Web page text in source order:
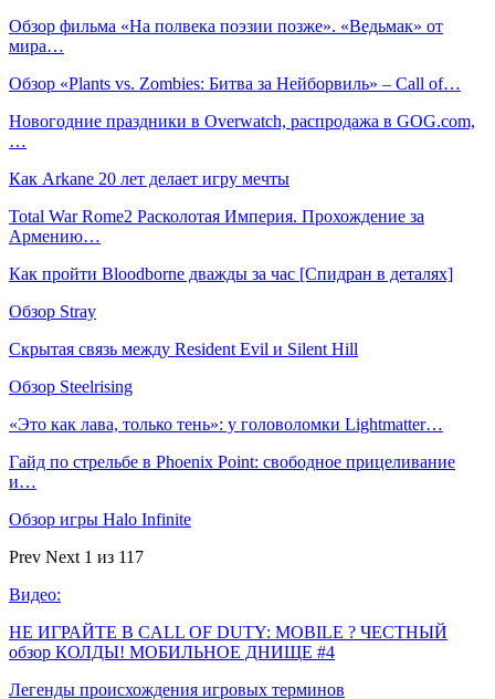
Обзор фильма «На полвека поэзии позже». «Ведьмак» от
мира…
Обзор «Plants vs. Zombies: Битва за Нейборвиль» – Call of…
Новогодние праздники в Overwatch, распродажа в GOG.com,
…
Как Arkane 20 лет делает игру мечты
Total War Rome2 Расколотая Империя. Прохождение за
Армению…
Как пройти Bloodborne дважды за час [Спидран в деталях]
Обзор Stray
Скрытая связь между Resident Evil и Silent Hill
Обзор Steelrising
«Это как лава, только тень»: у головоломки Lightmatter…
Гайд по стрельбе в Phoenix Point: свободное прицеливание
и…
Обзор игры Halo Infinite
Prev Next 1 из 117
Видео:
НЕ ИГРАЙТЕ В CALL OF DUTY: MOBILE ? ЧЕСТНЫЙ
обзор КОЛДЫ! МОБИЛЬНОЕ ДНИЩЕ #4
Легенды происхождения игровых терминов